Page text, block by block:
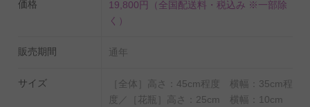
ト、贈り物として、店舗やオフィスのインテリアとして
また、30本という多めのボリュームとなっているため、
としても十分な規格となっています。
価格 19,800円
（全国配送料・税込み ※一部除
く）
販売期間 通年
サイズ
［全体］高さ：45cm程度 横幅：35cm程
度／［花瓶］高さ：25cm 横幅：10cm